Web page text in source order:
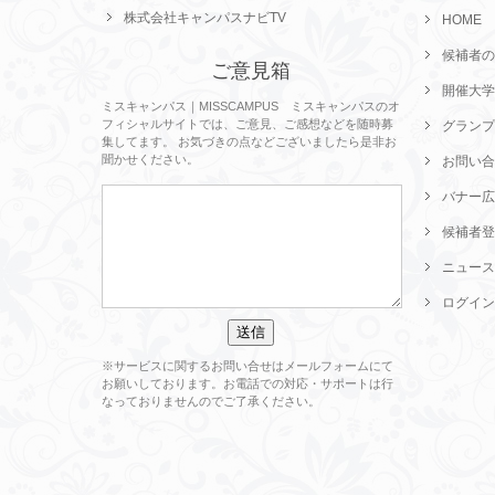
株式会社キャンパスナビTV
ご意見箱
ミスキャンパス｜MISSCAMPUS ミスキャンパスのオ
フィシャルサイトでは、ご意見、ご感想などを随時募
集してます。 お気づきの点などございましたら是非お
聞かせください。
※サービスに関するお問い合せはメールフォームにて
お願いしております。お電話での対応・サポートは行
なっておりませんのでご了承ください。
HOME
候補者
開催大
グラン
お問い
バナー
候補者
ニュース
ログイン